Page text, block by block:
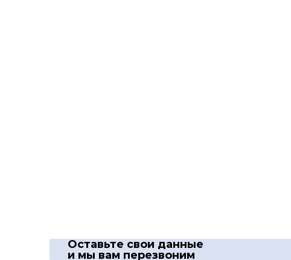
Оставьте свои данные
и мы вам перезвоним